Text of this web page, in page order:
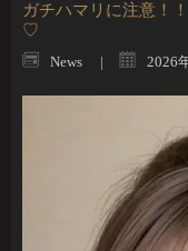
ガチハマリに注意！
♡
News 2026